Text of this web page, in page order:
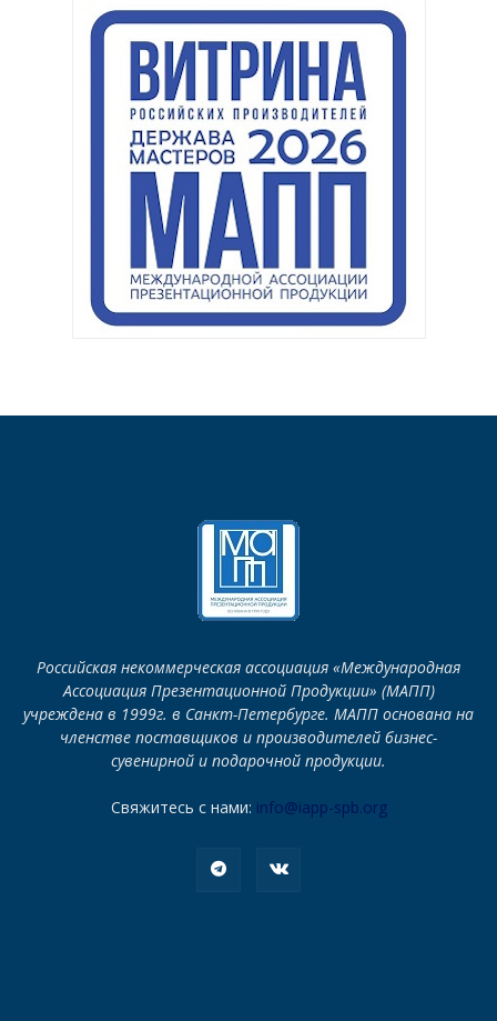
Российская некоммерческая ассоциация «Международная
Ассоциация Презентационной Продукции» (МАПП)
учреждена в 1999г. в Санкт-Петербурге. МАПП основана на
членстве поставщиков и производителей бизнес-
сувенирной и подарочной продукции.
Свяжитесь с нами: info@iapp-spb.org